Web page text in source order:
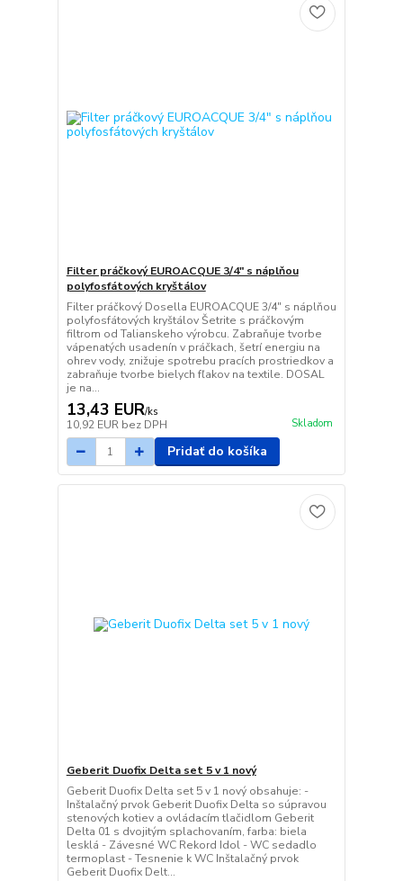
Filter práčkový EUROACQUE 3/4" s náplňou
polyfosfátových kryštálov
Filter práčkový Dosella EUROACQUE 3/4" s náplňou
polyfosfátových kryštálov Šetrite s práčkovým
filtrom od Talianskeho výrobcu. Zabraňuje tvorbe
vápenatých usadenín v práčkach, šetrí energiu na
ohrev vody, znižuje spotrebu pracích prostriedkov a
zabraňuje tvorbe bielych fľakov na textile. DOSAL
je na...
13,43 EUR/ks
10,92 EUR bez DPH Skladom
Pridať do košíka
Geberit Duofix Delta set 5 v 1 nový
Geberit Duofix Delta set 5 v 1 nový obsahuje: -
Inštalačný prvok Geberit Duofix Delta so súpravou
stenových kotiev a ovládacím tlačidlom Geberit
Delta 01 s dvojitým splachovaním, farba: biela
lesklá - Závesné WC Rekord Idol - WC sedadlo
termoplast - Tesnenie k WC Inštalačný prvok
Geberit Duofix Delt...